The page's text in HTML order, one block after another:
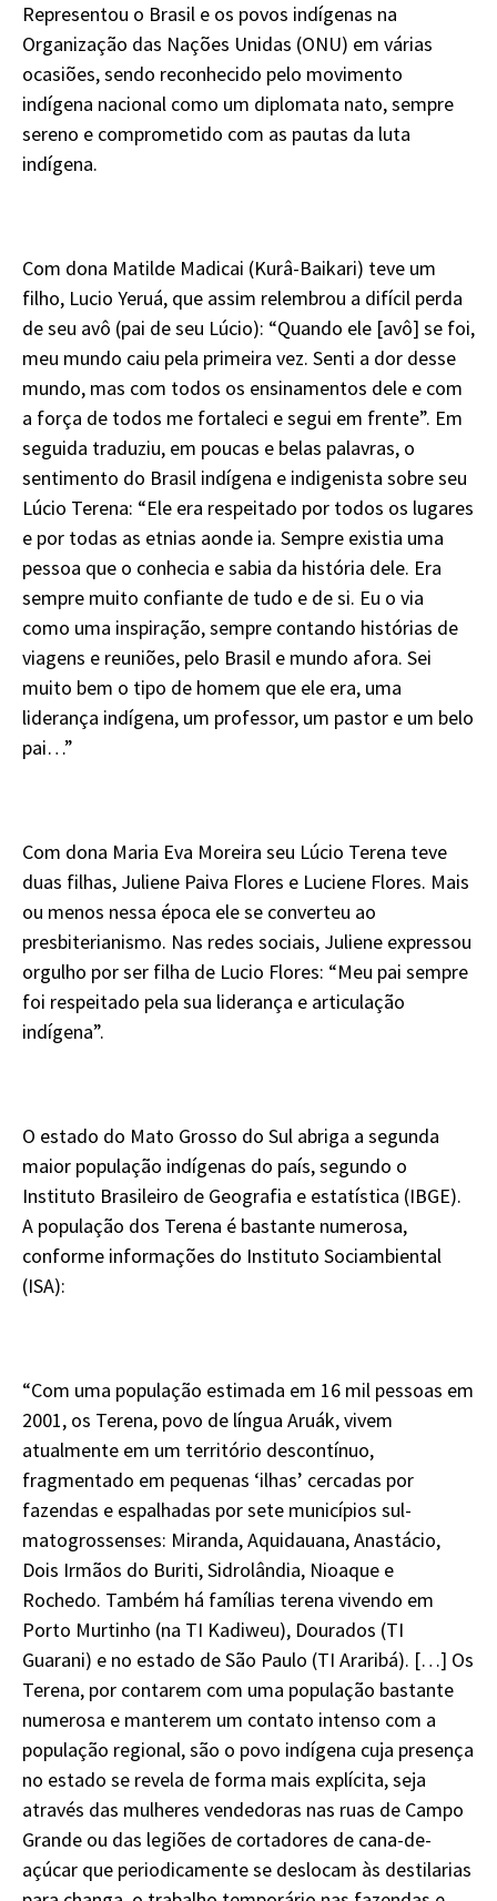
Representou o Brasil e os povos indígenas na
Organização das Nações Unidas (ONU) em várias
ocasiões, sendo reconhecido pelo movimento
indígena nacional como um diplomata nato, sempre
sereno e comprometido com as pautas da luta
indígena.
Com dona Matilde Madicai (Kurâ-Baikari) teve um
filho, Lucio Yeruá, que assim relembrou a difícil perda
de seu avô (pai de seu Lúcio): “Quando ele [avô] se foi,
meu mundo caiu pela primeira vez. Senti a dor desse
mundo, mas com todos os ensinamentos dele e com
a força de todos me fortaleci e segui em frente”. Em
seguida traduziu, em poucas e belas palavras, o
sentimento do Brasil indígena e indigenista sobre seu
Lúcio Terena: “Ele era respeitado por todos os lugares
e por todas as etnias aonde ia. Sempre existia uma
pessoa que o conhecia e sabia da história dele. Era
sempre muito confiante de tudo e de si. Eu o via
como uma inspiração, sempre contando histórias de
viagens e reuniões, pelo Brasil e mundo afora. Sei
muito bem o tipo de homem que ele era, uma
liderança indígena, um professor, um pastor e um belo
pai…”
Com dona Maria Eva Moreira seu Lúcio Terena teve
duas filhas, Juliene Paiva Flores e Luciene Flores. Mais
ou menos nessa época ele se converteu ao
presbiterianismo. Nas redes sociais, Juliene expressou
orgulho por ser filha de Lucio Flores: “Meu pai sempre
foi respeitado pela sua liderança e articulação
indígena”.
O estado do Mato Grosso do Sul abriga a segunda
maior população indígenas do país, segundo o
Instituto Brasileiro de Geografia e estatística (IBGE).
A população dos Terena é bastante numerosa,
conforme informações do Instituto Sociambiental
(ISA):
“Com uma população estimada em 16 mil pessoas em
2001, os Terena, povo de língua Aruák, vivem
atualmente em um território descontínuo,
fragmentado em pequenas ‘ilhas’ cercadas por
fazendas e espalhadas por sete municípios sul-
matogrossenses: Miranda, Aquidauana, Anastácio,
Dois Irmãos do Buriti, Sidrolândia, Nioaque e
Rochedo. Também há famílias terena vivendo em
Porto Murtinho (na TI Kadiweu), Dourados (TI
Guarani) e no estado de São Paulo (TI Araribá). […] Os
Terena, por contarem com uma população bastante
numerosa e manterem um contato intenso com a
população regional, são o povo indígena cuja presença
no estado se revela de forma mais explícita, seja
através das mulheres vendedoras nas ruas de Campo
Grande ou das legiões de cortadores de cana-de-
açúcar que periodicamente se deslocam às destilarias